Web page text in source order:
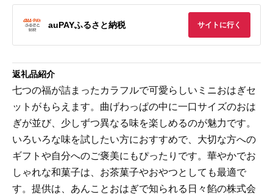
auPAYふるさと納税 サイトに行く
返礼品紹介
七つの福が詰まったカラフルで可愛らしいミニおはぎセ
ットがもらえます。曲げわっぱの中に一口サイズのおは
ぎが並び、少しずつ異なる味を楽しめるのが魅力です。
いろいろな味を試したい方におすすめで、大切な方への
ギフトや自分へのご褒美にもぴったりです。華やかでお
しゃれな和菓子は、お茶菓子やおやつとしても最適で
す。提供は、あんことおはぎで知られる日々餡の株式会